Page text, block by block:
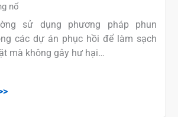
nổ
sử dụng phương pháp phun
các dự án phục hồi để làm sạch
mà không gây hư hại…